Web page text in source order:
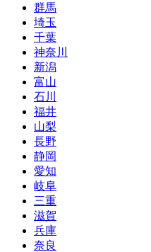
群馬
埼玉
千葉
神奈川
新潟
富山
石川
福井
山梨
長野
静岡
愛知
岐阜
三重
滋賀
兵庫
奈良